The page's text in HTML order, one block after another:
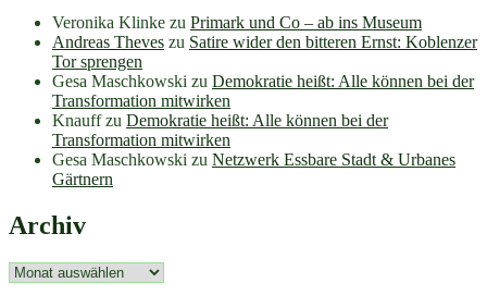
Veronika Klinke zu Primark und Co – ab ins Museum
Andreas Theves zu Satire wider den bitteren Ernst: Koblenzer
Tor sprengen
Gesa Maschkowski zu Demokratie heißt: Alle können bei der
Transformation mitwirken
Knauffzu Demokratie heißt: Alle können bei der
Transformation mitwirken
Gesa Maschkowski zu Netzwerk Essbare Stadt & Urbanes
Gärtnern
Archiv
Archiv